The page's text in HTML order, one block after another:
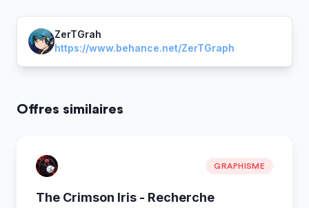
ZerTGrah
https://www.behance.net/ZerTGraph
Offres similaires
GRAPHISME
The Crimson Iris - Recherche